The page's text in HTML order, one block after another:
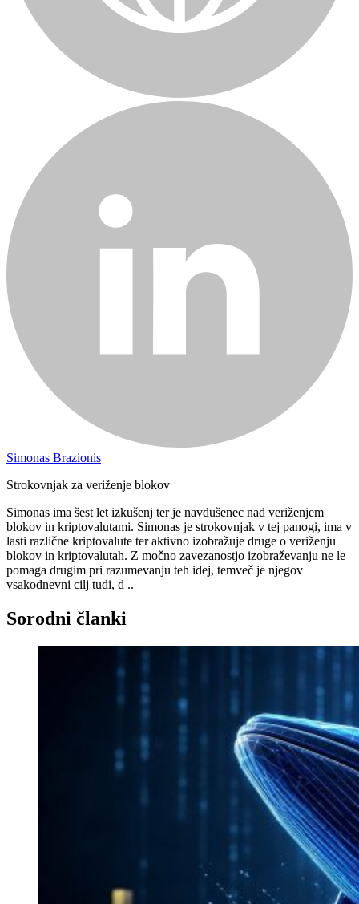
Simonas Brazionis
Strokovnjak za veriženje blokov
Simonas ima šest let izkušenj ter je navdušenec nad veriženjem
blokov in kriptovalutami. Simonas je strokovnjak v tej panogi, ima v
lasti različne kriptovalute ter aktivno izobražuje druge o veriženju
blokov in kriptovalutah. Z močno zavezanostjo izobraževanju ne le
pomaga drugim pri razumevanju teh idej, temveč je njegov
vsakodnevni cilj tudi, d ..
Sorodni članki